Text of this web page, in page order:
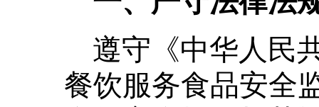
遵守《中华人民
餐饮服务食品安全